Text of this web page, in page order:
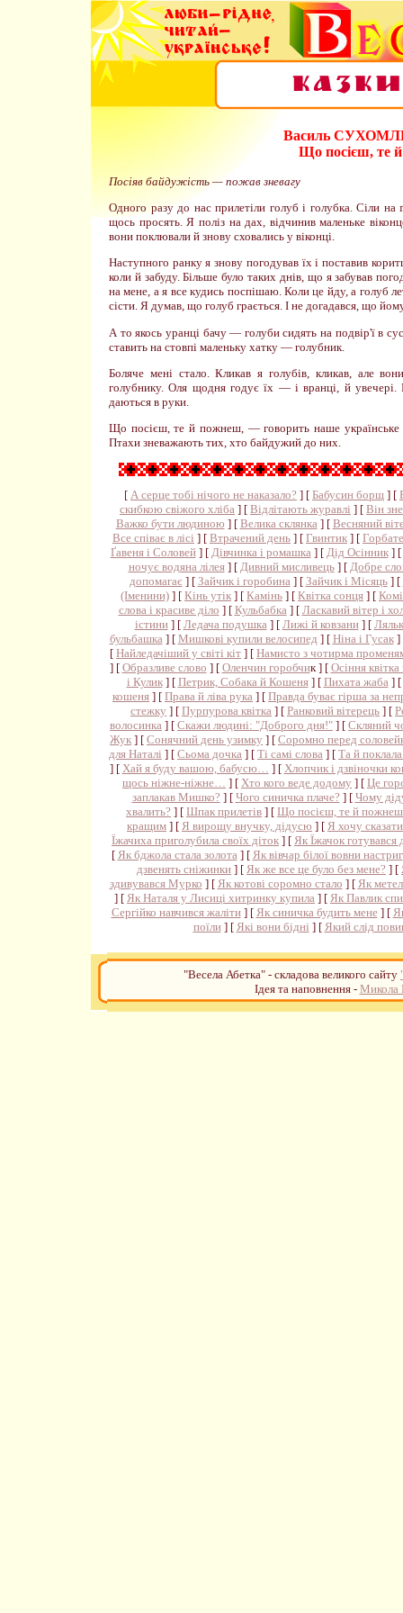
Василь
Що посієш, те
Посіяв байдужість — пожав зневагу
Одного разу до нас прилетіли голуб і голубка. Сіли
щось просять. Я поліз на дах, відчинив маленьке
вони поклювали й знову сховались у віконці.
Наступного ранку я знову погодував їх і поставив
коли й забуду. Більше було таких днів, що я забував
на мене, а я все кудись поспішаю. Коли це йду, а голуб
сісти. Я думав, що голуб грається. І не догадався, що
А то якось уранці бачу — голуби сидять на подвір'ї в
ставить на стовпі маленьку хатку — голубник.
Боляче мені стало. Кликав я голубів, кликав, але
голубнику. Оля щодня годує їх — і вранці, й
даються в руки.
Що посієш, те й пожнеш, — говорить наше українське
Птахи зневажають тих, хто байдужий до них.
[ А серце тобі нічого не наказало? ] [ Бабусин борщ ] [
скибкою свіжого хліба ] [ Відлітають журавлі ] [ Він
Важко бути людиною ] [ Велика склянка ] [ Весняний
Все співає в лісі ] [ Втрачений день ] [ Гвинтик ] [
Ґавеня і Соловей] [ Дівчинка і ромашка ] [ Дід Осінник] [
ночує водяна лілея] [ Дивний мисливець] [ Добре
допомагає ] [ Зайчик і горобина ] [ Зайчик і Місяць] [
(Іменини) ] [ Кінь утік ] [ Камінь ] [ Квітка сонця ] [
слова і красиве діло ] [ Кульбабка ] [ Ласкавий вітер і
істини] [ Ледача подушка ] [ Лижі й ковзани] [
бульбашка ] [ Мишкові купили велосипед ] [ Ніна і Гусак]
[ Найледачіший у світі кіт ] [ Намисто з чотирма
] [ Образливе слово ] [ Оленчин горобчик ] [ Осіння квітка
і Кулик] [ Петрик, Собака й Кошеня] [ Пихата жаба ] [
кошеня ] [ Права й ліва рука ] [ Правда буває гірша за
стежку ] [ Пурпурова квітка ] [ Ранковий вітерець ] [
волосинка ] [ Скажи людині: "Доброго дня!" ] [ Скляний
Жук ] [ Сонячний день узимку ] [ Соромно перед
для Наталі ] [ Сьома дочка ] [ Ті самі слова ] [ Та й
] [ Хай я буду вашою, бабусю… ] [ Хлопчик і дзвіночки
щось ніжне-ніжне…
] [ Хто кого веде додому ] [ Це
заплакав Мишко? ] [ Чого синичка плаче? ] [ Чому
хвалить? ] [ Шпак прилетів ] [ Що посієш, те й пожнеш
кращим ] [ Я вирощу внучку, дідусю ] [ Я хочу
Їжачиха приголубила своїх діток ] [ Як Їжачок готувався
[ Як бджола стала золота ] [ Як вівчар білої вовни настриг
дзвенять сніжинки ] [ Як же все це було без мене? ] [
здивувався Мурко ] [ Як котові соромно стало ] [ Як
] [ Як Наталя у Лисиці хитринку купила ] [ Як Павлик
Сергійко навчився жаліти] [ Як синичка будить мене] [
поїли] [ Які вони бідні ] [ Який слід
"Весела Абетка" - складова великого сайту
Ідея та наповнення -